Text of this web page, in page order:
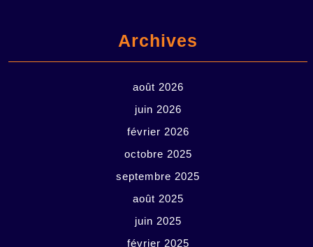
Archives
août 2026
juin 2026
février 2026
octobre 2025
septembre 2025
août 2025
juin 2025
février 2025